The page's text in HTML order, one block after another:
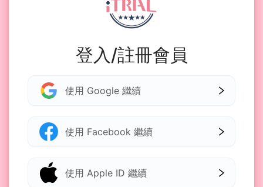
登入/註冊會員
使用 Google 繼續
使用 Facebook 繼續
使用 Apple ID 繼續